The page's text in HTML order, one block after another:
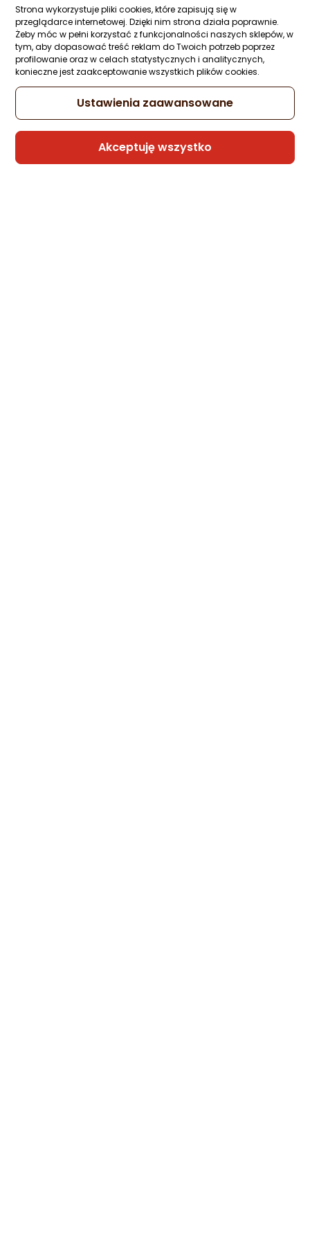
Strona wykorzystuje pliki cookies, które zapisują się w
przeglądarce internetowej. Dzięki nim strona działa poprawnie.
Żeby móc w pełni korzystać z funkcjonalności naszych sklepów, w
tym, aby dopasować treść reklam do Twoich potrzeb poprzez
profilowanie oraz w celach statystycznych i analitycznych,
konieczne jest zaakceptowanie wszystkich plików cookies.
Ustawienia zaawansowane
Akceptuję wszystko